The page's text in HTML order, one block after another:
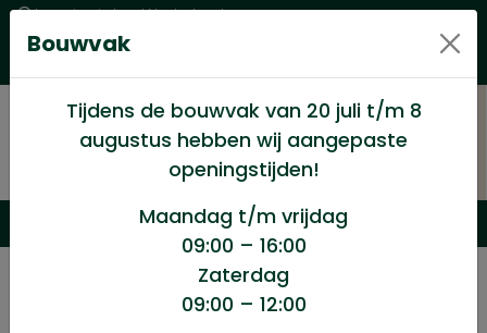
Levering in heel Nederland
Goede kwaliteitsproducten met een eerlijke prijs
Hang en Sluitwerk/
Boerenklinkstel compl.blank verz.
Bouwvak
Tijdens de bouwvak van 20 juli t/m 8
augustus hebben wij aangepaste
openingstijden!
Maandag t/m vrijdag
09:00 – 16:00
Zaterdag
09:00 – 12:00